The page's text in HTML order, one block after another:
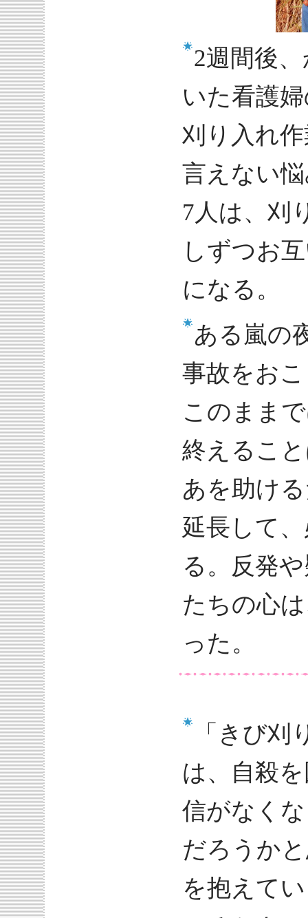
2週間後
いた看護
刈り入れ
言えない
7人は、刈
しずつお
になる。
ある嵐の
事故をお
このまま
終えるこ
あを助け
延長して
る。反発
たちの心
った。
「きび
は、自殺
信がなく
だろうか
を抱えて